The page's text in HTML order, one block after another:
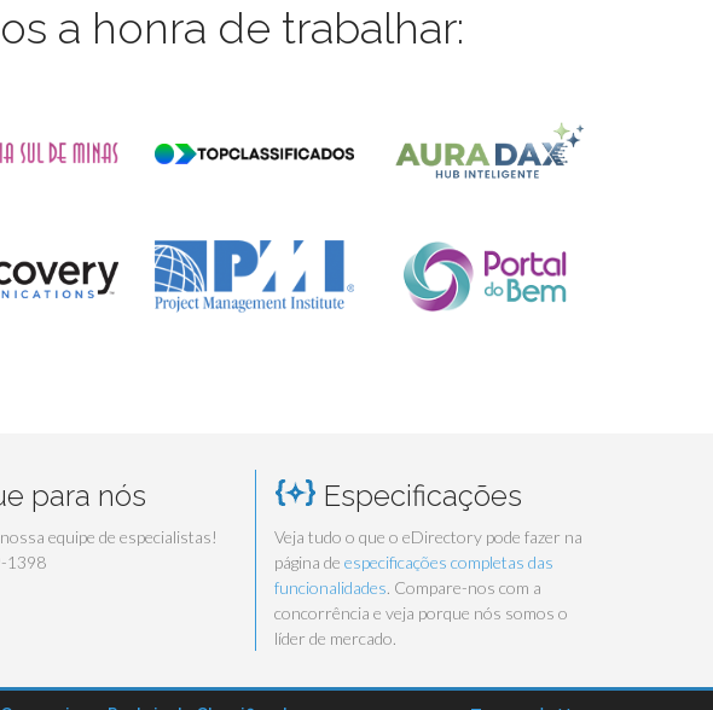
a honra de trabalhar:
para nós
equipe de especialistas!
1398
Especificações
Veja tudo o que o eDirectory pode fazer na
página de especificações completas das
funcionalidades. Compare-nos com a
concorrência e veja porque nós somos o
líder de mercado.